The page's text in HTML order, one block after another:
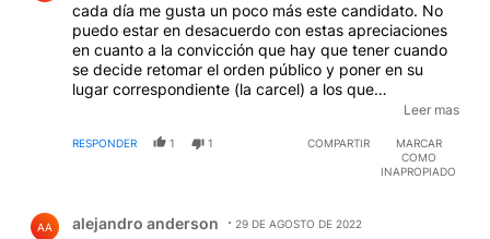
cada día me gusta un poco más este candidato. No
puedo estar en desacuerdo con estas apreciaciones
en cuanto a la convicción que hay que tener cuando
se decide retomar el orden público y poner en su
lugar correspondiente (la carcel) a los que
sistemáticamente molestan intencionalmente a toda la
grueso de los revoltosos (los dirigentes) ya que el
pueblo de verdad no está yendo a estas funciones
Leer mas
RESPONDER 1 1 COMPARTIR
MARCAR
COMO
INAPROPIADO
AA alejandro anderson 29 DE AGOSTO DE 2022